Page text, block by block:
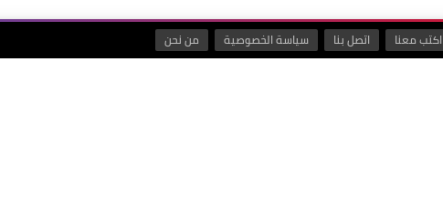
اكتب معنا اتصل بنا سياسة الخصوصية من نحن